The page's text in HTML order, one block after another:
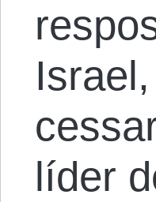
líder